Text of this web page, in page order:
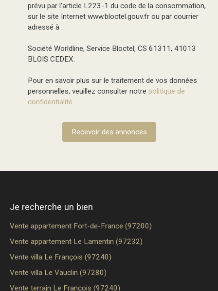
prévu par l'article L223-1 du code de la consommation,
sur le site Internet www.bloctel.gouv.fr ou par courrier
adressé à :
Société Worldline, Service Bloctel, CS 61311, 41013
BLOIS CEDEX.
Pour en savoir plus sur le traitement de vos données
personnelles, veuillez consulter notre politique de
confidentialité.
Recevoir des annonces
Je recherche un bien
Vente appartement Fort-de-France (97200)
Vente appartement Le Lamentin (97232)
Vente villa Le François (97240)
Vente villa Le Vauclin (97280)
Vente terrain Le François (97240)